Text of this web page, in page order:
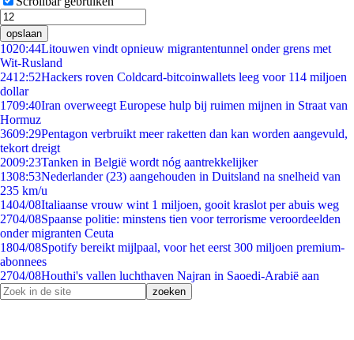
opslaan
1020:44Litouwen vindt opnieuw migrantentunnel onder grens met
Wit-Rusland
2412:52Hackers roven Coldcard-bitcoinwallets leeg voor 114 miljoen
dollar
1709:40Iran overweegt Europese hulp bij ruimen mijnen in Straat van
Hormuz
3609:29Pentagon verbruikt meer raketten dan kan worden aangevuld,
tekort dreigt
2009:23Tanken in België wordt nóg aantrekkelijker
1308:53Nederlander (23) aangehouden in Duitsland na snelheid van
235 km/u
1404/08Italiaanse vrouw wint 1 miljoen, gooit kraslot per abuis weg
2704/08Spaanse politie: minstens tien voor terrorisme veroordeelden
onder migranten Ceuta
1804/08Spotify bereikt mijlpaal, voor het eerst 300 miljoen premium-
abonnees
2704/08Houthi's vallen luchthaven Najran in Saoedi-Arabië aan